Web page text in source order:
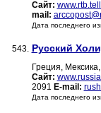
Сайт:
mail:
Дата последнего
543. Русский
Греция,
Сайт:
2091 E-mail:
Дата последнего